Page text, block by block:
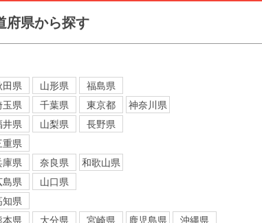
府県から探す
田県 山形県
福島県
玉県 千葉県 東京都
神奈川県
井県 山梨県
長野県
重県
庫県 奈良県
和歌山県
島県
山口県
知県
本県 大分県 宮崎県 鹿児島県 沖縄県